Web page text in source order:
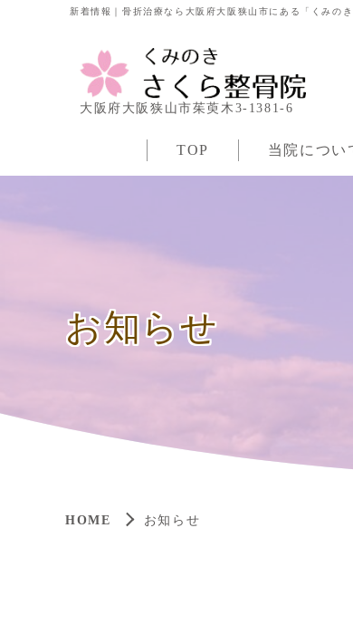
新着情報｜骨折治療なら大阪府大阪狭山市にある「くみのき
大阪府大阪狭山市茱萸木3-1381-6
TOP 当院につい
お知らせ
HOME お知らせ